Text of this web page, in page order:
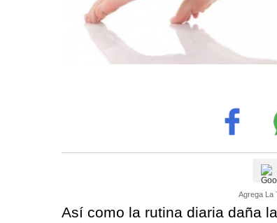
Agrega La
Así como la rutina diaria daña